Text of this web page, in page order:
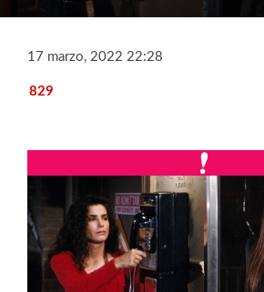
17 marzo, 2022 22:28
829